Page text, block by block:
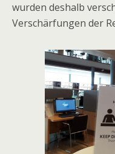
wurden deshalb
Verschärfungen der